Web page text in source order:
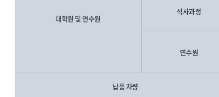
대학원 및 연수원
석사과정
연수원
납품 차량